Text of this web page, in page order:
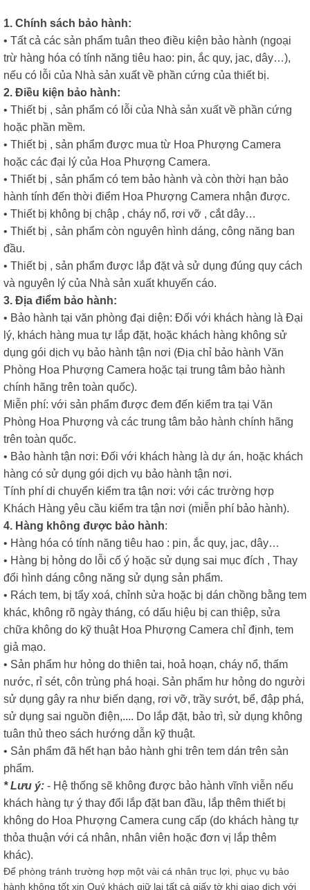
1. Chính sách bảo hành:
• Tất cả các sản phẩm tuân theo điều kiện bảo hành (ngoại
trừ hàng hóa có tính năng tiêu hao: pin, ắc quy, jac, dây…),
nếu có lỗi của Nhà sản xuất về phần cứng của thiết bị.
2. Điều kiện bảo hành:
• Thiết bị , sản phẩm có lỗi của Nhà sản xuất về phần cứng
hoặc phần mềm.
• Thiết bị , sản phẩm được mua từ Hoa Phượng Camera
hoặc các đại lý của Hoa Phượng Camera.
• Thiết bị , sản phẩm có tem bảo hành và còn thời hạn bảo
hành tính đến thời điểm Hoa Phượng Camera nhận được.
• Thiết bị không bị chập , cháy nổ, rơi vỡ , cắt dây…
• Thiết bị , sản phẩm còn nguyên hình dáng, công năng ban
đầu.
• Thiết bị , sản phẩm được lắp đặt và sử dụng đúng quy cách
và nguyên lý của Nhà sản xuất khuyến cáo.
3. Địa điểm bảo hành:
• Bảo hành tại văn phòng đại diện: Đối với khách hàng là Đại
lý, khách hàng mua tự lắp đặt, hoặc khách hàng không sử
dụng gói dịch vụ bảo hành tận nơi (Địa chỉ bảo hành Văn
Phòng Hoa Phượng Camera hoặc tại trung tâm bảo hành
chính hãng trên toàn quốc).
Miễn phí: với sản phẩm được đem đến kiểm tra tại Văn
Phòng Hoa Phượng và các trung tâm bảo hành chính hãng
trên toàn quốc.
• Bảo hành tận nơi: Đối với khách hàng là dự án, hoặc khách
hàng có sử dụng gói dịch vụ bảo hành tận nơi.
Tính phí di chuyển kiểm tra tận nơi: với các trường hợp
Khách Hàng yêu cầu kiểm tra tận nơi (miễn phí bảo hành).
4. Hàng không được bảo hành:
• Hàng hóa có tính năng tiêu hao : pin, ắc quy, jac, dây…
• Hàng bị hỏng do lỗi cố ý hoặc sử dụng sai mục đích , Thay
đổi hình dáng công năng sử dụng sản phẩm.
• Rách tem, bị tẩy xoá, chỉnh sửa hoặc bị dán chồng bằng tem
khác, không rõ ngày tháng, có dấu hiệu bị can thiệp, sửa
chữa không do kỹ thuật Hoa Phượng Camera chỉ định, tem
giả mạo.
• Sản phẩm hư hỏng do thiên tai, hoả hoạn, cháy nổ, thấm
nước, rỉ sét, côn trùng phá hoại. Sản phẩm hư hỏng do người
sử dụng gây ra như biến dạng, rơi vỡ, trầy sướt, bể, đập phá,
sử dụng sai nguồn điện,.... Do lắp đặt, bảo trì, sử dụng không
tuân thủ theo sách hướng dẫn kỹ thuật.
• Sản phẩm đã hết hạn bảo hành ghi trên tem dán trên sản
phẩm.
* Lưu ý: - Hệ thống sẽ không được bảo hành vĩnh viễn nếu
khách hàng tự ý thay đổi lắp đặt ban đầu, lắp thêm thiết bị
không do Hoa Phượng Camera cung cấp (do khách hàng tự
thỏa thuận với cá nhân, nhân viên hoặc đơn vị lắp thêm
khác).
Để phòng tránh trường hợp một vài cá nhân trục lợi, phục vụ bảo
hành không tốt xin Quý khách giữ lại tất cả giấy tờ khi giao dịch với